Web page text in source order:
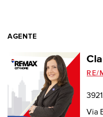
AGENTE
RE/
Via